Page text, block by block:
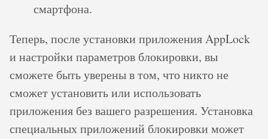
смартфона.
Теперь, после установки приложения AppLock
и настройки параметров блокировки, вы
сможете быть уверены в том, что никто не
сможет установить или использовать
приложения без вашего разрешения. Установка
специальных приложений блокировки может